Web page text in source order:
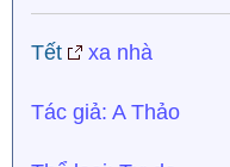
Tết xa nhà
Tác giả: A Thảo